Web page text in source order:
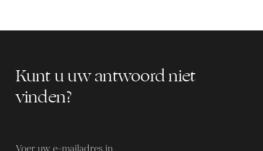
Kunt u uw antwoord niet
vinden?